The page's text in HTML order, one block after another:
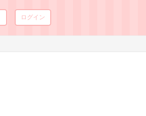
ログイン